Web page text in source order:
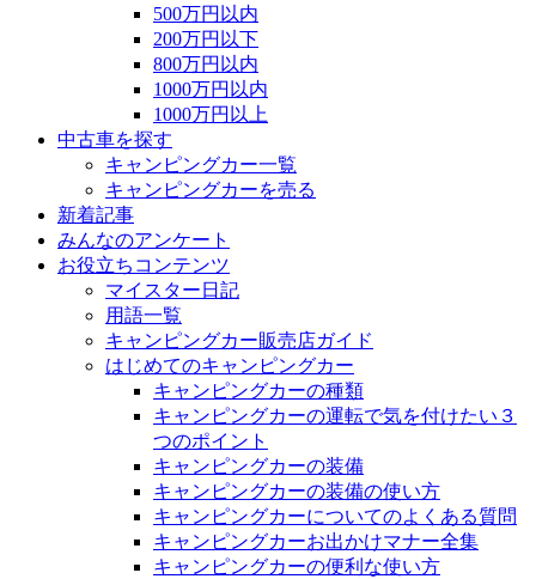
500万円以内
200万円以下
800万円以内
1000万円以内
1000万円以上
中古車を探す
キャンピングカー一覧
キャンピングカーを売る
新着記事
みんなのアンケート
お役立ちコンテンツ
マイスター日記
用語一覧
キャンピングカー販売店ガイド
はじめてのキャンピングカー
キャンピングカーの種類
キャンピングカーの運転で気を付けたい３
つのポイント
キャンピングカーの装備
キャンピングカーの装備の使い方
キャンピングカーについてのよくある質問
キャンピングカーお出かけマナー全集
キャンピングカーの便利な使い方